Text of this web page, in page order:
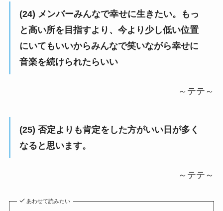
(24) メンバーみんなで幸せに生きたい。もっ
と高い所を目指すより、今より少し低い位置
にいてもいいからみんなで笑いながら幸せに
音楽を続けられたらいい
～テテ～
(25) 否定よりも肯定をした方がいい日が多く
なると思います。
～テテ～
あわせて読みたい